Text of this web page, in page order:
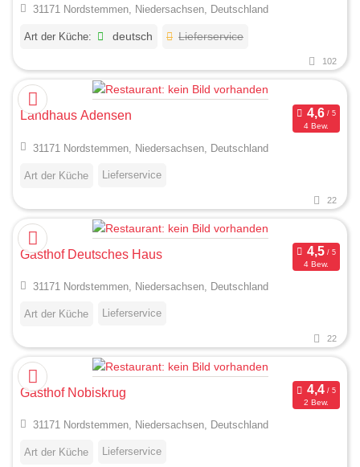
31171 Nordstemmen, Niedersachsen, Deutschland
Art der Küche: deutsch Lieferservice
102
Landhaus Adensen
4 Bew.
31171 Nordstemmen, Niedersachsen, Deutschland
Art der Küche Lieferservice
22
Gasthof Deutsches Haus
4 Bew.
31171 Nordstemmen, Niedersachsen, Deutschland
Art der Küche Lieferservice
22
Gasthof Nobiskrug
2 Bew.
31171 Nordstemmen, Niedersachsen, Deutschland
Art der Küche Lieferservice